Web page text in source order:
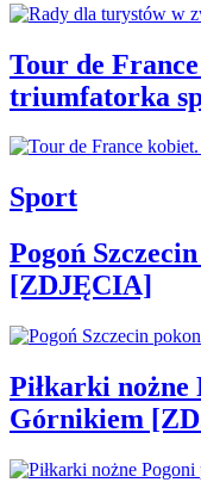
Tour de
triumfatorka
Sport
Pogoń
[ZDJĘCIA]
Piłkarki nożne
Górnikiem